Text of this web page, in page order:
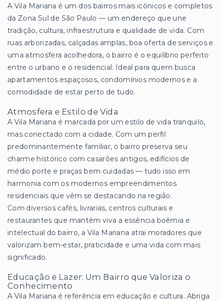
A Vila Mariana é um dos bairros mais icônicos e completos
da Zona Sul de São Paulo — um endereço que une
tradição, cultura, infraestrutura e qualidade de vida. Com
ruas arborizadas, calçadas amplas, boa oferta de serviços e
uma atmosfera acolhedora, o bairro é o equilíbrio perfeito
entre o urbano e o residencial. Ideal para quem busca
apartamentos espaçosos, condomínios modernos e a
comodidade de estar perto de tudo.
Atmosfera e Estilo de Vida
A Vila Mariana é marcada por um estilo de vida tranquilo,
mas conectado com a cidade. Com um perfil
predominantemente familiar, o bairro preserva seu
charme histórico com casarões antigos, edifícios de
médio porte e praças bem cuidadas — tudo isso em
harmonia com os modernos empreendimentos
residenciais que vêm se destacando na região.
Com diversos cafés, livrarias, centros culturais e
restaurantes que mantêm viva a essência boêmia e
intelectual do bairro, a Vila Mariana atrai moradores que
valorizam bem-estar, praticidade e uma vida com mais
significado.
Educação e Lazer: Um Bairro que Valoriza o
Conhecimento
A Vila Mariana é referência em educação e cultura. Abriga